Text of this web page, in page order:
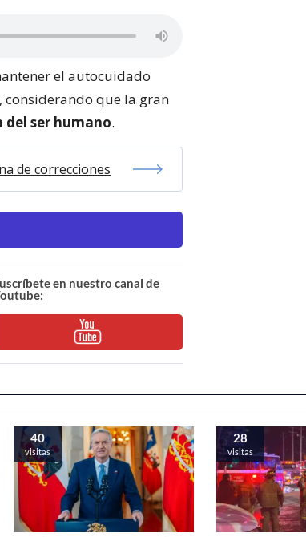
el autocuidado
que la gran
ser humano.
de correcciones
en nuestro canal de
40
visitas
28
visitas